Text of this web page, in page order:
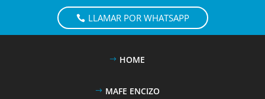
LLAMAR POR WHATSAPP
HOME
MAFE ENCIZO